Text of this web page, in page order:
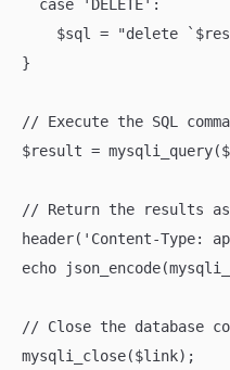
  case 'DELETE':
$sql = "delete
}
// Execute the SQL
$result =
// Return the results as
header('Content-Type:
echo
// Close the database
mysqli_close($link);